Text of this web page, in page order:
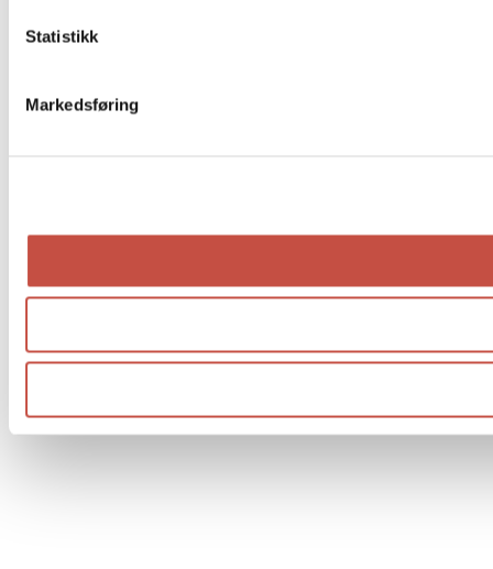
Statistikk
Markedsføring